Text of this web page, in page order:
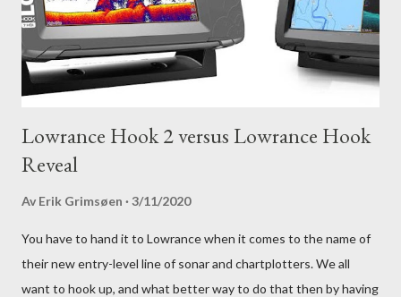
Lowrance Hook 2 versus Lowrance Hook
Reveal
Av Erik Grimsøen 3/11/2020
You have to hand it to Lowrance when it comes to the name of
their new entry-level line of sonar and chartplotters. We all
want to hook up, and what better way to do that then by having